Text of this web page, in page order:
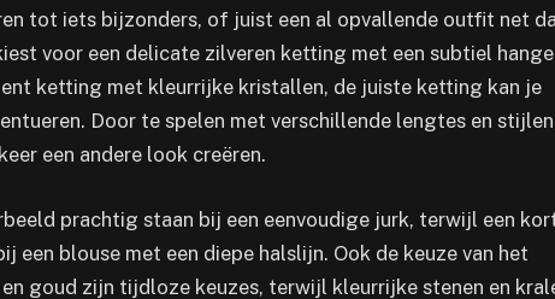
tot iets bijzonders, of juist een al opvallende outfit net
voor een delicate zilveren ketting met een subtiel
ketting met kleurrijke kristallen, de juiste ketting kan je
Door te spelen met verschillende lengtes en
een andere look creëren.
prachtig staan bij een eenvoudige jurk, terwijl een
een blouse met een diepe halslijn. Ook de keuze van het
goud zijn tijdloze keuzes, terwijl kleurrijke stenen en